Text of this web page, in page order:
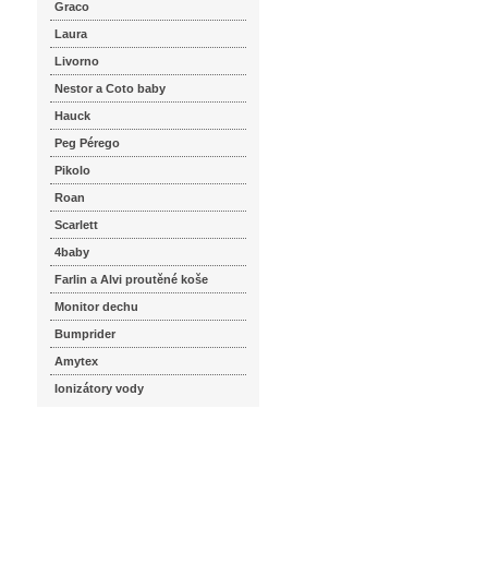
Graco
Laura
Livorno
Nestor a Coto baby
Hauck
Peg Pérego
Pikolo
Roan
Scarlett
4baby
Farlin a Alvi proutěné koše
Monitor dechu
Bumprider
Amytex
Ionizátory vody